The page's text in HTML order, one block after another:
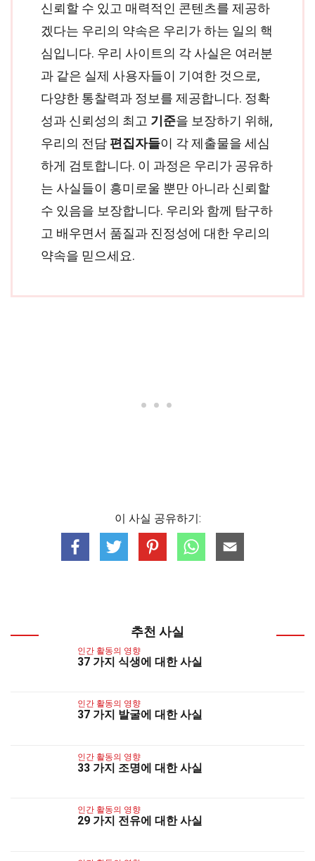
신뢰할 수 있고 매력적인 콘텐츠를 제공하
겠다는 우리의 약속은 우리가 하는 일의 핵
심입니다. 우리 사이트의 각 사실은 여러분
과 같은 실제 사용자들이 기여한 것으로,
다양한 통찰력과 정보를 제공합니다. 정확
성과 신뢰성의 최고 기준을 보장하기 위해,
우리의 전담 편집자들이 각 제출물을 세심
하게 검토합니다. 이 과정은 우리가 공유하
는 사실들이 흥미로울 뿐만 아니라 신뢰할
수 있음을 보장합니다. 우리와 함께 탐구하
고 배우면서 품질과 진정성에 대한 우리의
약속을 믿으세요.
이 사실 공유하기:
추천 사실
인간 활동의 영향
37 가지 식생에 대한 사실
인간 활동의 영향
37 가지 발굴에 대한 사실
인간 활동의 영향
33 가지 조명에 대한 사실
인간 활동의 영향
29 가지 전유에 대한 사실